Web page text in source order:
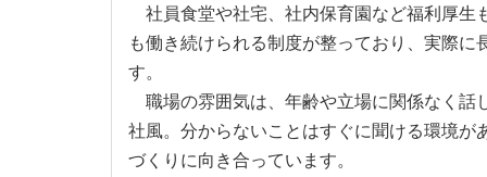
社員食堂や社宅、社内保育園など福利厚生
も働き続けられる制度が整っており、実際
す。
職場の雰囲気は、年齢や立場に関係なく話
社風。分からないことはすぐに聞ける環境が
づくりに向き合っています。